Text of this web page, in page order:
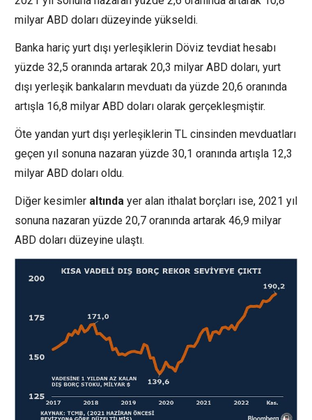
milyar ABD doları düzeyinde yükseldi.
Banka hariç yurt dışı yerleşiklerin Döviz tevdiat hesabı
yüzde 32,5 oranında artarak 20,3 milyar ABD doları, yurt
dışı yerleşik bankaların mevduatı da yüzde 20,6 oranında
artışla 16,8 milyar ABD doları olarak gerçekleşmiştir.
Öte yandan yurt dışı yerleşiklerin TL cinsinden mevduatları
geçen yıl sonuna nazaran yüzde 30,1 oranında artışla 12,3
milyar ABD doları oldu.
Diğer kesimler altında yer alan ithalat borçları ise, 2021 yıl
sonuna nazaran yüzde 20,7 oranında artarak 46,9 milyar
ABD doları düzeyine ulaştı.